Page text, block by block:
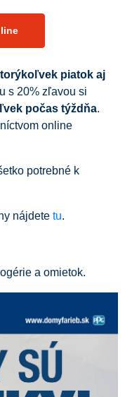
piatok aj
s 20% zľavou si
počas týždňa.
online
potrebné k
nájdete tu.
a omietok.